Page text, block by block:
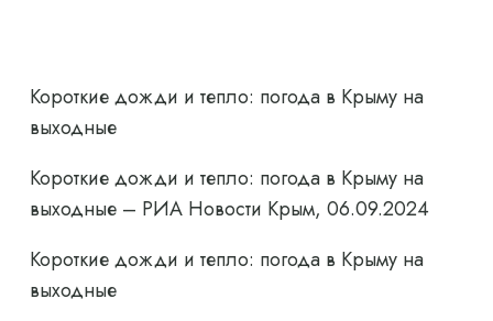
Короткие дожди и тепло: погода в Крыму на
выходные
Короткие дожди и тепло: погода в Крыму на
выходные – РИА Новости Крым, 06.09.2024
Короткие дожди и тепло: погода в Крыму на
выходные